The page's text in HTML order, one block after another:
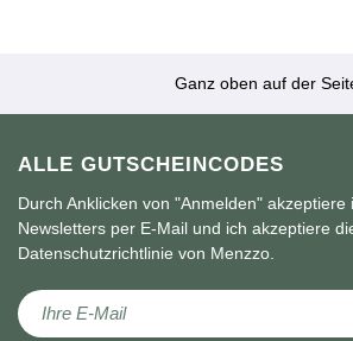
Ganz oben auf der
ALLE GUTSCHEINCODES
Durch Anklicken von "Anmelden" akzeptiere
Newsletters per E-Mail und ich akzeptiere
Datenschutzrichtlinie von Menzzo.
Melden Sie sich für unseren Newsletter an: